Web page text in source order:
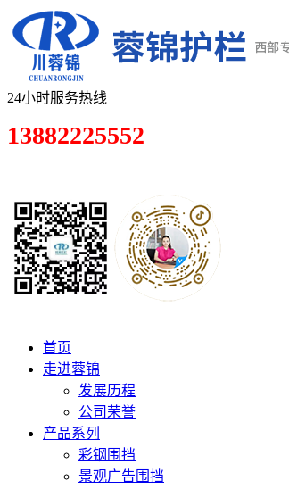
24小时服务热线
13882225552
首页
走进蓉锦
发展历程
公司荣誉
产品系列
彩钢围挡
景观广告围挡